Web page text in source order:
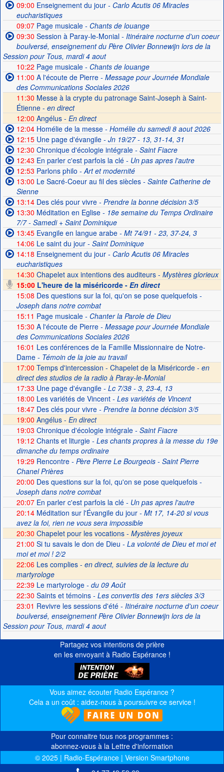
09:00 Enseignement du jour- Carlo Acutis 06 Miracles
eucharistiques
09:07Page musicale- Chants de louange
09:30 Session à Paray-le-Monial- Itinéraire nocturne d'un coeur
boulversé, enseignement du Père Olivier Bonnewijn lors de la
Session pour Tous, mardi 4 aout
10:22 Page musicale- Chants de louange
11:00 A l'écoute de Pierre- Message pour Journée Mondiale
des Communications Sociales 2026
11:30 Messe à la crypte du patronage Saint-Joseph à Saint-
Étienne - en direct
12:00 Angélus - En direct
12:04Homélie de la messe- Homélie du samedi 8 aout 2026
12:15Une page d'évangile- Jn 19/27 - 13, 31-14, 31
12:30 Chronique d'écologie intégrale- Saint Fiacre
12:43 En parler c'est parfois la clé- Un pas apres l'autre
12:53 Parlons philo - Art et modernité
13:00 Le Sacré-Coeur au fil des siècles- Sainte Catherine de
Sienne
13:14Des clés pour vivre- Prendre la bonne décision 3/5
13:30 Méditation en Eglise- 18e semaine du Temps Ordinaire
7/7 - Samedi + Saint Dominique
13:45Evangile en langue arabe- Mt 74/91 - 23, 37-24, 3
14:06Le saint du jour- Saint Dominique
14:18 Enseignement du jour- Carlo Acutis 06 Miracles
eucharistiques
14:30 Chapelet aux intentions des auditeurs - Mystères glorieux
15:00L'heure de la miséricorde - En direct
15:08 Des questions sur la foi, qu'on se pose quelquefois-
Joseph dans notre combat
15:11 Page musicale- Chanter la Parole de Dieu
15:30 A l'écoute de Pierre- Message pour Journée Mondiale
des Communications Sociales 2026
16:01 Les conférences de la Famille Missionnaire de Notre-
Dame- Témoin de la joie au travail
17:00 Temps d'intercession - Chapelet de la Miséricorde - en
direct des studios de la radio à Paray-le-Monial
17:33 Une page d'évangile- Lc 7/38 - 3, 23-4, 13
18:00 Les variétés de Vincent- Les variétés de Vincent
18:47Des clés pour vivre- Prendre la bonne décision 3/5
19:00 Angélus - En direct
19:03 Chronique d'écologie intégrale- Saint Fiacre
19:12 Chants et liturgie- Les chants propres à la messe du 19e
dimanche du temps ordinaire
19:29Rencontre- Père Pierre Le Bourgeois - Saint Pierre
Chanel Prières
20:00 Des questions sur la foi, qu'on se pose quelquefois-
Joseph dans notre combat
20:07En parler c'est parfois la clé- Un pas apres l'autre
20:14Méditation sur l'Évangile du jour- Mt 17, 14-20 si vous
avez la foi, rien ne vous sera impossible
20:30 Chapelet pour les vocations - Mystères joyeux
21:00 Si tu savais le don de Dieu - La volonté de Dieu et moi et
moi et moi ! 2/2
22:06 Les complies - en direct, suivies de la lecture du
martyrologe
22:39Le martyrologe- du 09 Août
22:30 Saints et témoins- Les convertis des 1ers siècles 3/3
23:01 Revivre les sessions d'été- Itinéraire nocturne d'un coeur
boulversé, enseignement Père Olivier Bonnewijn lors de la
Session pour Tous, mardi 4 aout
Partagez vos intentions de prière
en les envoyant à Radio Espérance !
Vous aimez écouter Radio Espérance ?
Cela a un coût : aidez-nous à poursuivre ce service !
Pour connaitre tous nos programmes :
abonnez-vous à la Lettre d'information
© 2025 | Radio-Espérance | Version Smartphone